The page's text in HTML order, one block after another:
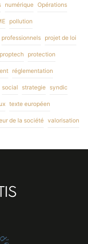
numérique Opérations
pollution
professionnels projet de loi
proptech protection
réglementation
social strategie syndic
texte européen
de la société valorisation